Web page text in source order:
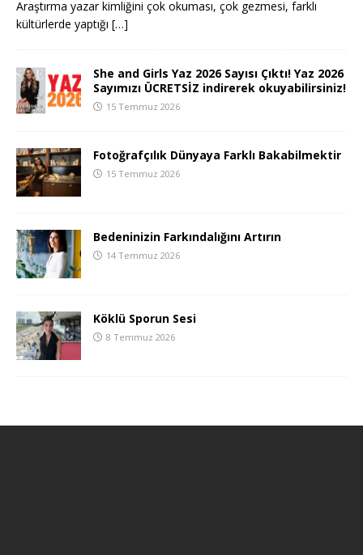
Araştırma yazar kimliğini çok okuması, çok gezmesi, farklı
kültürlerde yaptığı […]
She and Girls Yaz 2026 Sayısı Çıktı! Yaz 2026
Sayımızı ÜCRETSİZ indirerek okuyabilirsiniz!
15 Temmuz 2026
Fotoğrafçılık Dünyaya Farklı Bakabilmektir
15 Temmuz 2026
Bedeninizin Farkındalığını Artırın
14 Temmuz 2026
Köklü Sporun Sesi
8 Temmuz 2026